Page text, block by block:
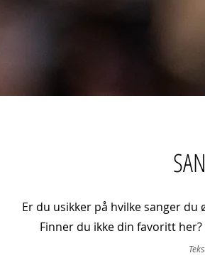
Er du usikker på hvilke sanger
Finner du ikke din favoritt